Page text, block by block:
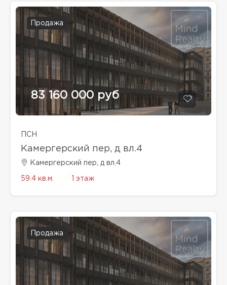
Продажа
83 160 000 руб
ПСН
Камергерский пер, д вл.4
Камергерский пер, д вл.4
59.4 кв.м. 1 этаж
Продажа